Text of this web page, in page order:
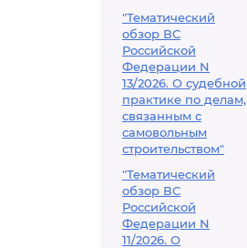
"Тематический
обзор ВС
Российской
Федерации N
13/2026. О судебной
практике по делам,
связанным с
самовольным
строительством"
"Тематический
обзор ВС
Российской
Федерации N
11/2026. О